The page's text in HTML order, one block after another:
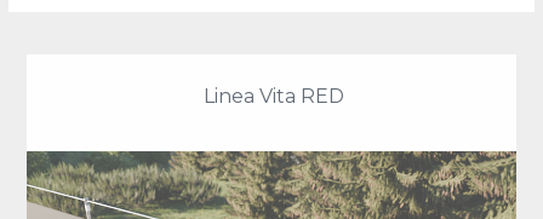
Linea Vita RED